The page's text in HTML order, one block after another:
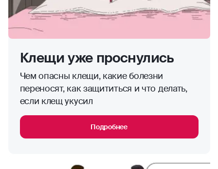
Клещи уже проснулись
Чем опасны клещи, какие болезни
переносят, как защититься и что делать,
если клещ укусил
Подробнее